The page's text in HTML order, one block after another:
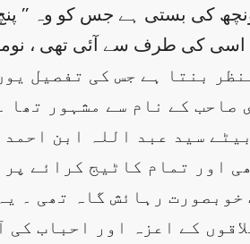
کی بستی ہے جس کو وہ ’’
صاحب کے نام سے مشہور
سید عبد اللہ ابن
اور تمام کاٹیج کرائے
رہائش گاہ تھی ۔
کے اعزہ اور احباب